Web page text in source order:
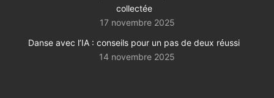
collectée
17 novembre 2025
Danse avec l’IA : conseils pour un pas de deux réussi
14 novembre 2025